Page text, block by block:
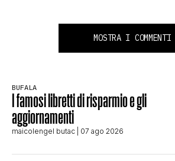
MOSTRA I COMMENTI
BUFALA
I famosi libretti di risparmio e gli
aggiornamenti
maicolengel butac | 07 ago 2026